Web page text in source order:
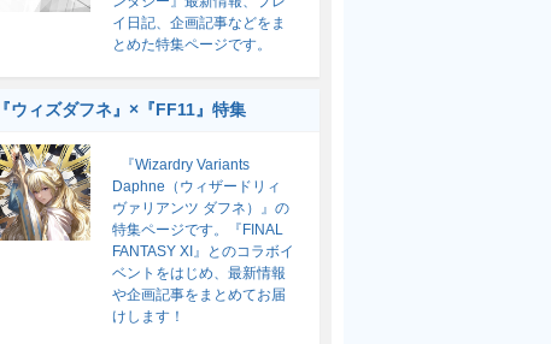
イ日記、企画記事などをま
とめた特集ページです。
『ウィズダフネ』×『FF11』特集
『Wizardry Variants
Daphne（ウィザードリィ
ヴァリアンツ ダフネ）』の
特集ページです。『FINAL
FANTASY XI』とのコラボイ
ベントをはじめ、最新情報
や企画記事をまとめてお届
けします！